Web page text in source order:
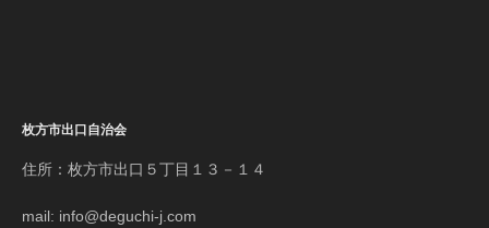
枚方市出口自治会
住所：枚方市出口５丁目１３－１４
mail: info@deguchi-j.com